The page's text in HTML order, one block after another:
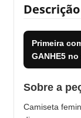
Descrição
Primeira
GANHE5 no
Sobre a
Camiseta